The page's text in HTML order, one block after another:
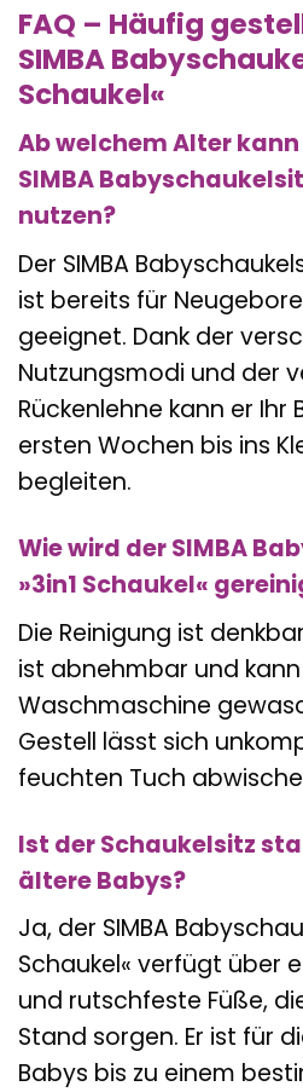
FAQ – Häufig
SIMBA
Schaukel«
Ab welchem Alter
SIMBA
nutzen?
Der SIMBA
ist bereits für
geeignet. Dank der
Nutzungsmodi und der
Rückenlehne kann er Ihr
ersten Wochen bis ins
begleiten.
Wie wird der SIMBA
»3in1 Schaukel«
Die Reinigung ist
ist abnehmbar und
Waschmaschine
Gestell lässt sich
feuchten Tuch
Ist der Schaukelsitz
ältere Babys?
Ja, der SIMBA
Schaukel« verfügt über
und rutschfeste Füße,
Stand sorgen. Er ist für
Babys bis zu einem